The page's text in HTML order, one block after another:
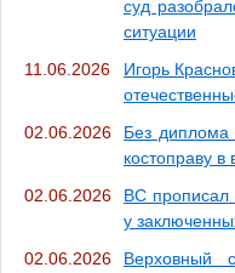
суд
ситуации
11.06.2026
Игорь
02.06.2026
Без диплома
костоправу
02.06.2026
ВС прописал
у
02.06.2026
Верховный